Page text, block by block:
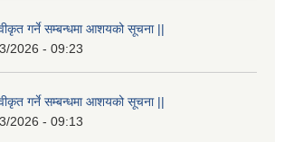
गर्ने सम्बन्धमा आशयको सूचना ||
2026 - 09:23
गर्ने सम्बन्धमा आशयको सूचना ||
2026 - 09:13